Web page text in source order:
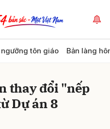
tôn giáo Bản làng
thay đổi "nếp
Dự án 8